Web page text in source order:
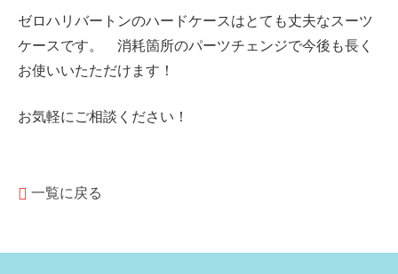
ゼロハリバートンのハードケースはとても丈夫なスーツ
ケースです。 消耗箇所のパーツチェンジで今後も長く
お使いいたただけます！
お気軽にご相談ください！
一覧に戻る